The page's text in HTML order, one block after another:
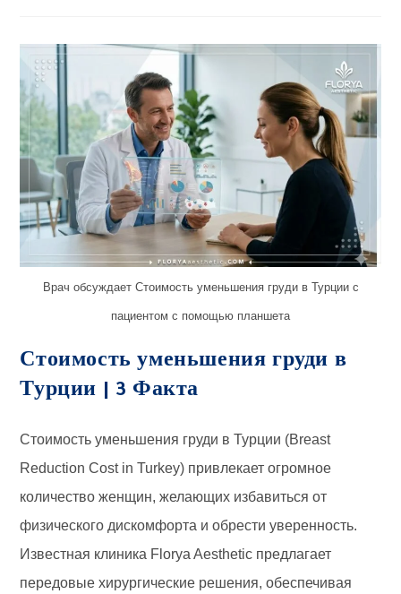
Врач обсуждает Стоимость уменьшения груди в Турции с
пациентом с помощью планшета
Стоимость уменьшения груди в
Турции | 3 Факта
Стоимость уменьшения груди в Турции (Breast
Reduction Cost in Turkey) привлекает огромное
количество женщин, желающих избавиться от
физического дискомфорта и обрести уверенность.
Известная клиника Florya Aesthetic предлагает
передовые хирургические решения, обеспечивая